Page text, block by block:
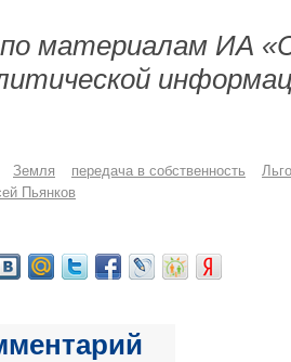
материалам ИА
Земля передача в собственность
Пьянков